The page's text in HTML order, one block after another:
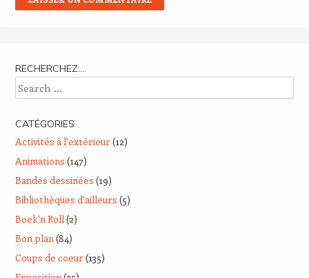
RECHERCHEZ….
Search
CATÉGORIES
Activités à l'extérieur(12)
Animations (147)
Bandes dessinées (19)
Bibliothèques d'ailleurs (5)
Boek'n Roll(2)
Bon plan(84)
Coups de coeur(135)